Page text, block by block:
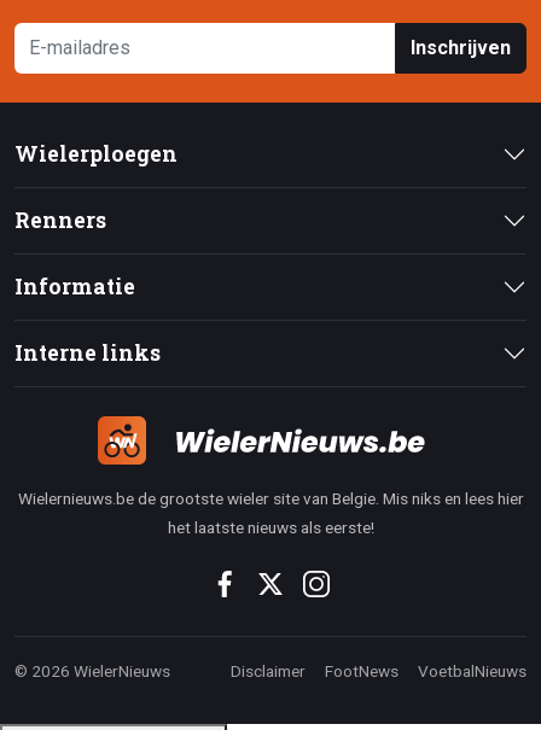
Inschrijven
Wielerploegen
Renners
Informatie
Interne links
Wielernieuws.be de grootste wieler site van Belgie. Mis niks en lees hier
het laatste nieuws als eerste!
© 2026 WielerNieuws Disclaimer FootNews VoetbalNieuws